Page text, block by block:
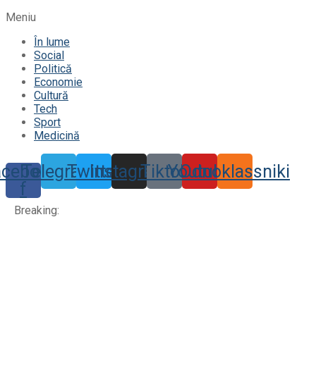
Meniu
În lume
Social
Politică
Economie
Cultură
Tech
Sport
Medicină
f
TelegramTwitter
Instagram
TiktokYoutube
Odnoklassniki
Breaking: